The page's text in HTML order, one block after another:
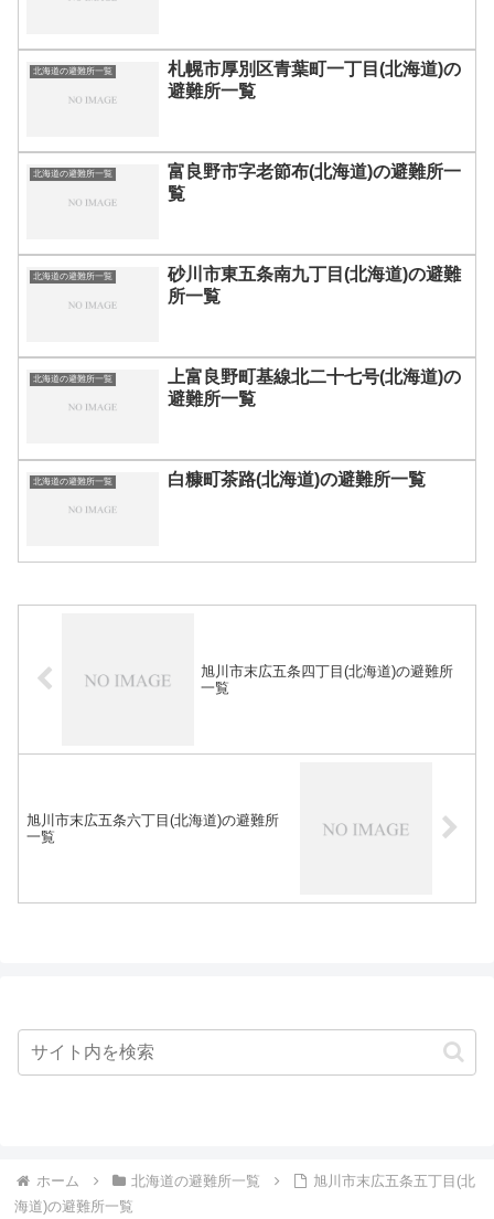
北海道の避難所一覧
札幌市厚別区青葉町一丁目(北海道)の
避難所一覧
北海道の避難所一覧
富良野市字老節布(北海道)の避難所一
覧
北海道の避難所一覧
砂川市東五条南九丁目(北海道)の避難
所一覧
北海道の避難所一覧
上富良野町基線北二十七号(北海道)の
避難所一覧
北海道の避難所一覧 白糠町茶路(北海道)の避難所一覧
旭川市末広五条四丁目(北海道)の避難所
一覧
旭川市末広五条六丁目(北海道)の避難所
一覧
ホーム 北海道の避難所一覧
旭川市末広五条五丁目(北
海道)の避難所一覧